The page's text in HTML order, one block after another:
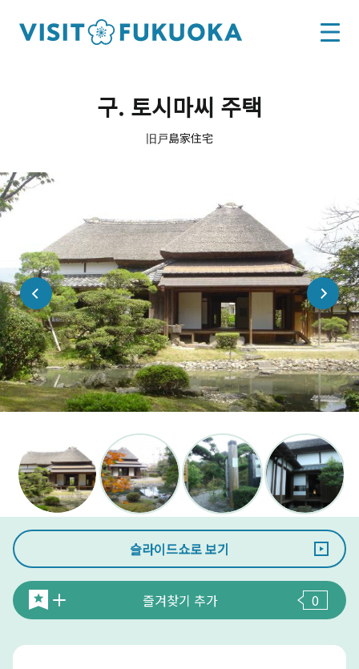
구. 토시마씨 주택
旧戸島家住宅
슬라이드쇼로 보기
즐겨찾기 추가 0